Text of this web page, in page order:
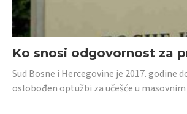
Ko snosi odgovornost za
Sud Bosne i Hercegovine je 2017.
oslobođen optužbi za učešće u